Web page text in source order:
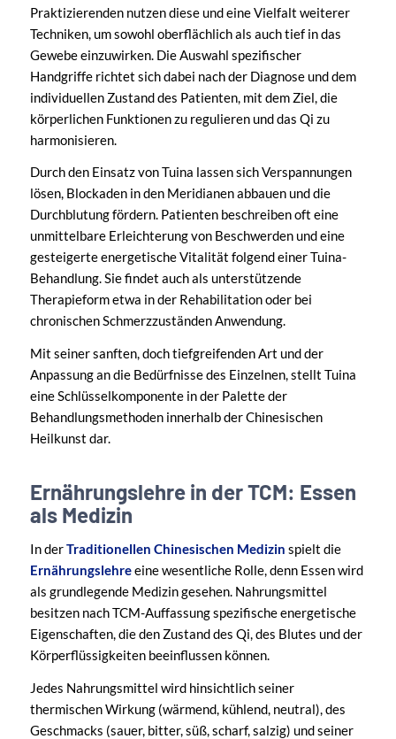
Praktizierenden nutzen diese und eine Vielfalt weiterer
Techniken, um sowohl oberflächlich als auch tief in das
Gewebe einzuwirken. Die Auswahl spezifischer
Handgriffe richtet sich dabei nach der Diagnose und dem
individuellen Zustand des Patienten, mit dem Ziel, die
körperlichen Funktionen zu regulieren und das Qi zu
harmonisieren.
Durch den Einsatz von Tuina lassen sich Verspannungen
lösen, Blockaden in den Meridianen abbauen und die
Durchblutung fördern. Patienten beschreiben oft eine
unmittelbare Erleichterung von Beschwerden und eine
gesteigerte energetische Vitalität folgend einer Tuina-
Behandlung. Sie findet auch als unterstützende
Therapieform etwa in der Rehabilitation oder bei
chronischen Schmerzzuständen Anwendung.
Mit seiner sanften, doch tiefgreifenden Art und der
Anpassung an die Bedürfnisse des Einzelnen, stellt Tuina
eine Schlüsselkomponente in der Palette der
Behandlungsmethoden innerhalb der Chinesischen
Heilkunst dar.
Ernährungslehre in der TCM: Essen
als Medizin
In derTraditionellen Chinesischen Medizin spielt die
Ernährungslehreeine wesentliche Rolle, denn Essen wird
als grundlegende Medizin gesehen. Nahrungsmittel
besitzen nach TCM-Auffassung spezifische energetische
Eigenschaften, die den Zustand des Qi, des Blutes und der
Körperflüssigkeiten beeinflussen können.
Jedes Nahrungsmittel wird hinsichtlich seiner
thermischen Wirkung (wärmend, kühlend, neutral), des
Geschmacks (sauer, bitter, süß, scharf, salzig) und seiner